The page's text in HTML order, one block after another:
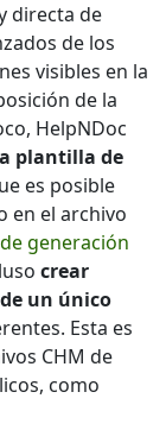
directa de
de los
visibles en la
de la
HelpNDoc
plantilla de
es posible
en el archivo
generación
crear
un único
Esta es
CHM de
como